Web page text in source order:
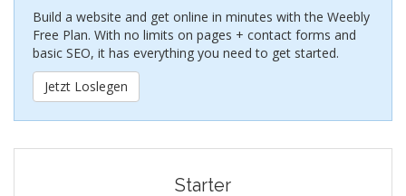
Build a website and get online in minutes with the Weebly
Free Plan. With no limits on pages + contact forms and
basic SEO, it has everything you need to get started.
Jetzt Loslegen
Starter